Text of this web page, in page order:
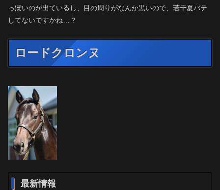
っぽいのが出ているし、目の周りがなんか黒いので、若干夏バテ
してないですかね…？
ロードクロンヌ
最新情報